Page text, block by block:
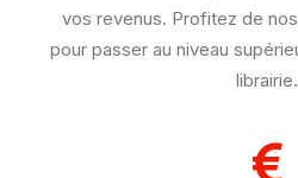
vos revenus. Profitez de
pour passer au niveau
librairie.